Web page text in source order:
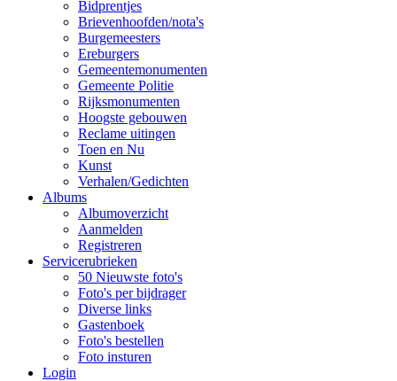
Bidprentjes
Brievenhoofden/nota's
Burgemeesters
Ereburgers
Gemeentemonumenten
Gemeente Politie
Rijksmonumenten
Hoogste gebouwen
Reclame uitingen
Toen en Nu
Kunst
Verhalen/Gedichten
Albums
Albumoverzicht
Aanmelden
Registreren
Servicerubrieken
50 Nieuwste foto's
Foto's per bijdrager
Diverse links
Gastenboek
Foto's bestellen
Foto insturen
Login